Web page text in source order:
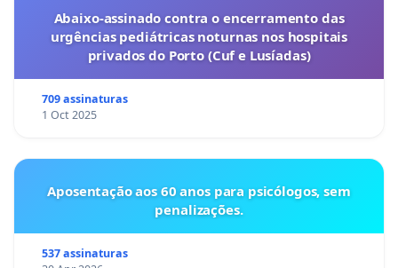
Abaixo-assinado contra o encerramento das
urgências pediátricas noturnas nos hospitais
privados do Porto (Cuf e Lusíadas)
709 assinaturas
1 Oct 2025
Aposentação aos 60 anos para psicólogos, sem
penalizações.
537 assinaturas